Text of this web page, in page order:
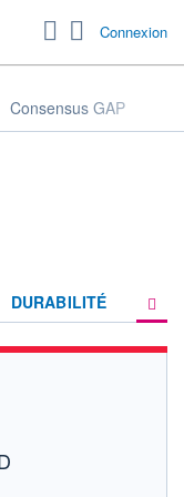
Connexion
Consensus GAP
DURABILITÉ